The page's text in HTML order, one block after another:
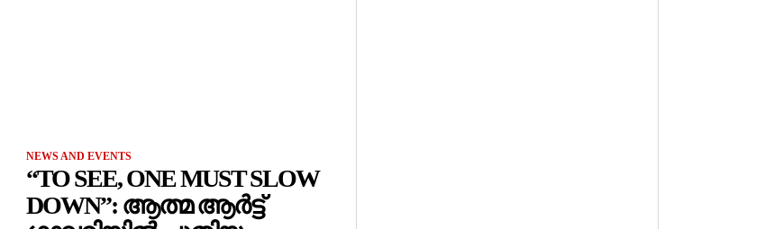
NEWS AND EVENTS
“TO SEE, ONE MUST SLOW
DOWN”: ആത്മ ആർട്ട്